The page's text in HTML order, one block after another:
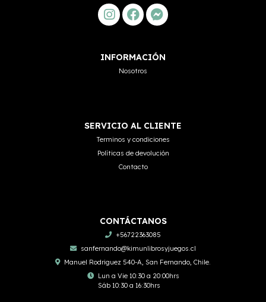
INFORMACIÓN
Nosotros
SERVICIO AL CLIENTE
Terminos y condiciones
Políticas de devolución
Contacto
CONTÁCTANOS
+56722363085
sanfernando@kimunlibrosyjuegos.cl
Manuel Rodriguez 540-A, San Fernando, Chile.
Lun a Vie 10:30 a 20:00hrs
Sáb 10:30 a 16:30hrs